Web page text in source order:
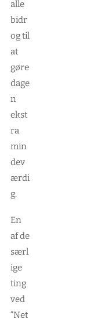
alle
bidr
og til
at
gøre
dage
n
ekst
ra
min
dev
ærdi
g.
En
af de
særl
ige
ting
ved
“Net